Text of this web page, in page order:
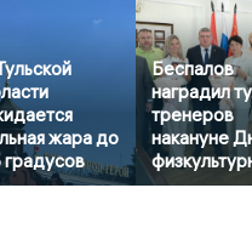
жара до
градусов
Беспалов
наградил
тренеров
накануне